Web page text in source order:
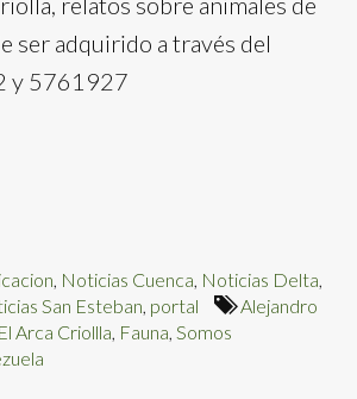
ser adquirido a través del
y 5761927
Noticias Cuenca Noticias Delta
San Esteban portal
Alejandro
El Arca Criollla Fauna Somos